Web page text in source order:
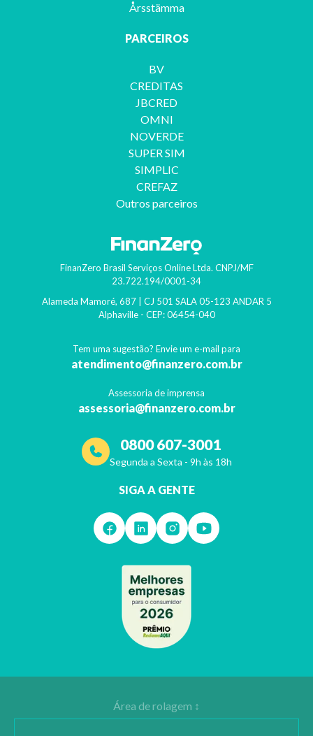
Årsstämma
PARCEIROS
BV
CREDITAS
JBCRED
OMNI
NOVERDE
SUPER SIM
SIMPLIC
CREFAZ
Outros parceiros
FinanZero Brasil Serviços Online Ltda. CNPJ/MF
23.722.194/0001-34
Alameda Mamoré, 687 | CJ 501 SALA 05-123 ANDAR 5
Alphaville- CEP: 06454-040
Tem uma sugestão? Envie um e-mail para
atendimento@finanzero.com.br
Assessoria de imprensa
assessoria@finanzero.com.br
0800 607-3001
Segunda a Sexta - 9h às 18h
SIGA A GENTE